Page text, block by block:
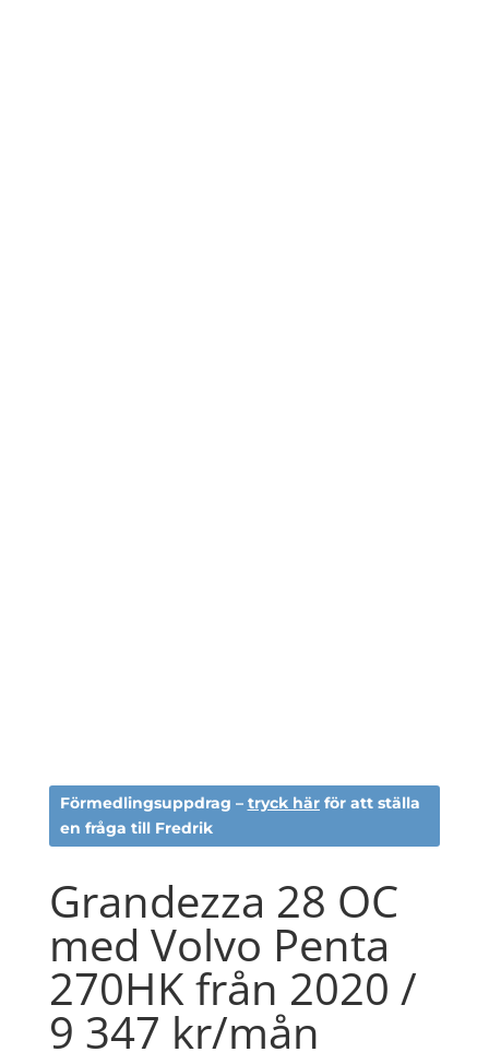
Förmedlingsuppdrag – tryck härför att ställa
en fråga till Fredrik
Grandezza 28 OC
med Volvo Penta
270HK från 2020 /
9 347 kr/mån